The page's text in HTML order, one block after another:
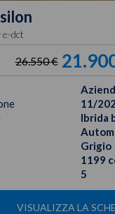
e-dct
26.550 €
11/
Ibrida
Grigio
1199
5
VISUALIZZA LA